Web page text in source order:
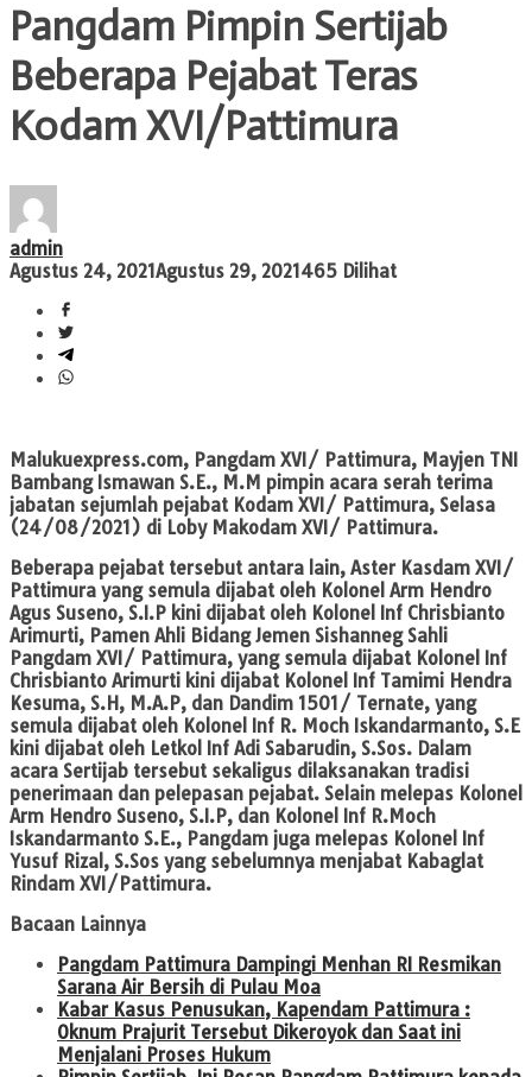
Pangdam Pimpin Sertijab
Beberapa Pejabat Teras
Kodam XVI/Pattimura
admin
Agustus 24, 2021Agustus 29, 2021465 Dilihat
Malukuexpress.com, Pangdam XVI/ Pattimura, Mayjen TNI
Bambang Ismawan S.E., M.M pimpin acara serah terima
jabatan sejumlah pejabat Kodam XVI/ Pattimura, Selasa
(24/08/2021) di Loby Makodam XVI/ Pattimura.
Beberapa pejabat tersebut antara lain, Aster Kasdam XVI/
Pattimura yang semula dijabat oleh Kolonel Arm Hendro
Agus Suseno, S.I.P kini dijabat oleh Kolonel Inf Chrisbianto
Arimurti, Pamen Ahli Bidang Jemen Sishanneg Sahli
Pangdam XVI/ Pattimura, yang semula dijabat Kolonel Inf
Chrisbianto Arimurti kini dijabat Kolonel Inf Tamimi Hendra
Kesuma, S.H, M.A.P, dan Dandim 1501/ Ternate, yang
semula dijabat oleh Kolonel Inf R. Moch Iskandarmanto, S.E
kini dijabat oleh Letkol Inf Adi Sabarudin, S.Sos. Dalam
acara Sertijab tersebut sekaligus dilaksanakan tradisi
penerimaan dan pelepasan pejabat. Selain melepas Kolonel
Arm Hendro Suseno, S.I.P, dan Kolonel Inf R.Moch
Iskandarmanto S.E., Pangdam juga melepas Kolonel Inf
Yusuf Rizal, S.Sos yang sebelumnya menjabat Kabaglat
Rindam XVI/Pattimura.
Bacaan Lainnya
Pangdam Pattimura Dampingi Menhan RI Resmikan
Sarana Air Bersih di Pulau Moa
Kabar Kasus Penusukan, Kapendam Pattimura :
Oknum Prajurit Tersebut Dikeroyok dan Saat ini
Menjalani Proses Hukum